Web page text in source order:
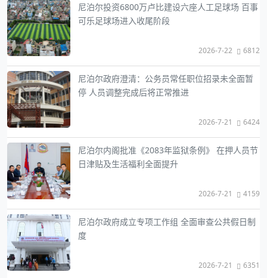
尼泊尔投资6800万卢比建设六座人工足球场 百事
可乐足球场进入收尾阶段
2026-7-22 6812
尼泊尔政府澄清：公务员常任职位招录未全面暂
停 人员调整完成后将正常推进
2026-7-21 6424
尼泊尔内阁批准《2083年监狱条例》 在押人员节
日津贴及生活福利全面提升
2026-7-21 4159
尼泊尔政府成立专项工作组 全面审查公共假日制
度
2026-7-21 6351